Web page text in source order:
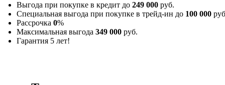
Выгода при покупке в кредит до 249 000 руб.
Специальная выгода при покупке в трейд-ин до 100 000
Рассрочка 0%
Максимальная выгода 349 000 руб.
Гарантия 5 лет!